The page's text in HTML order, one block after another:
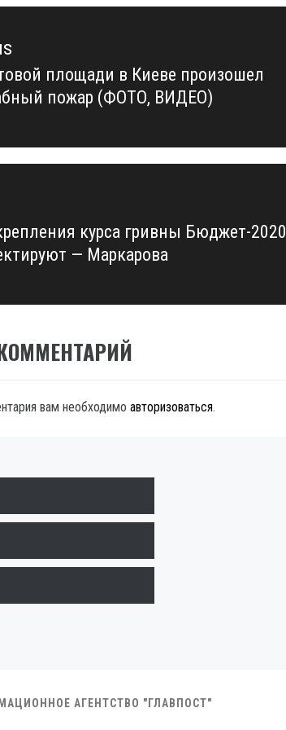
площади в Киеве произошел
пожар (ФОТО, ВИДЕО)
курса гривны Бюджет-2020
— Маркарова
вам необходимо авторизоваться.
АГЕНТСТВО "ГЛАВПОСТ"